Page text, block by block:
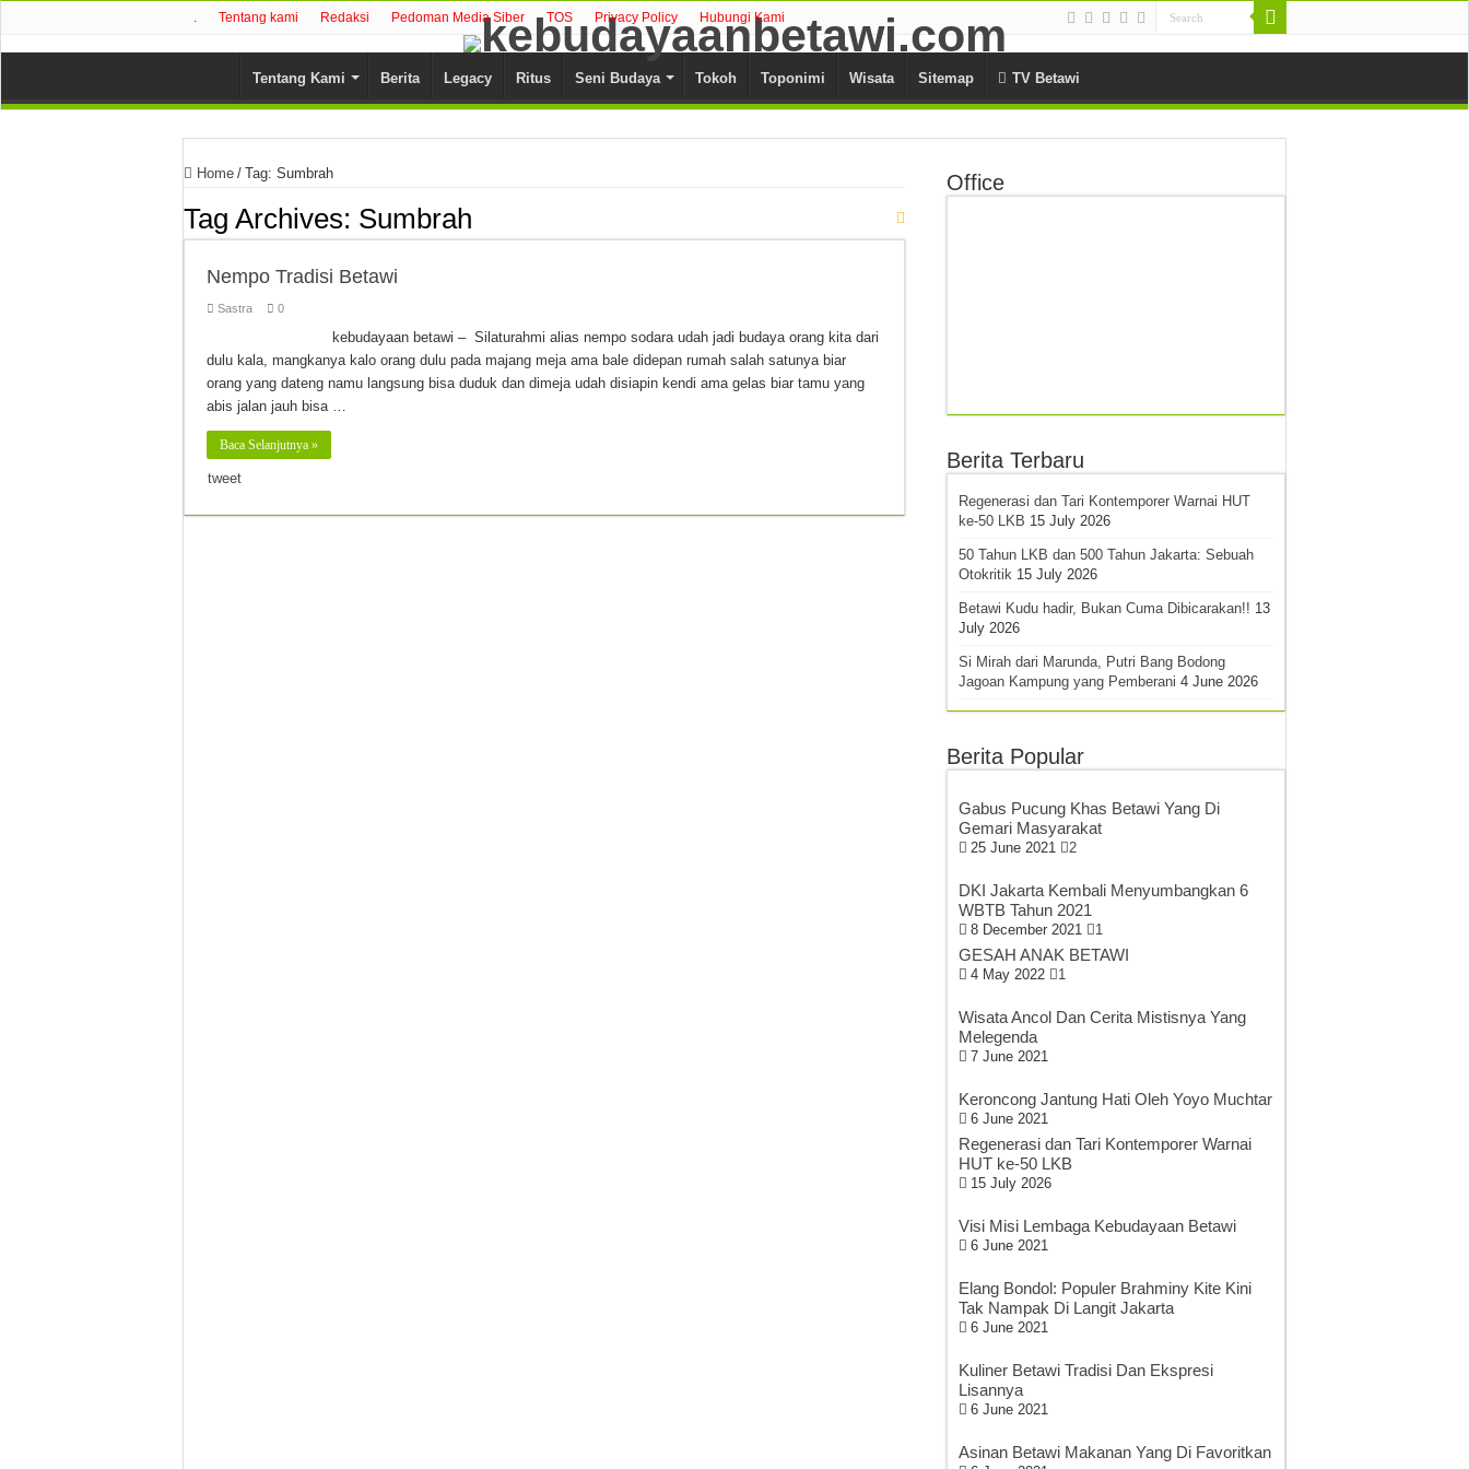
. Tentang kami Redaksi Pedoman Media Siber TOS Privacy Policy Hubungi Kami
Tentang Kami Berita Legacy Ritus Seni Budaya Tokoh Toponimi Wisata Sitemap TV Betawi
Home / Tag: Sumbrah
Tag Archives: Sumbrah
Nempo Tradisi Betawi
Sastra 0
kebudayaan betawi – Silaturahmi alias nempo sodara udah jadi budaya orang kita dari
dulu kala, mangkanya kalo orang dulu pada majang meja ama bale didepan rumah salah satunya biar
orang yang dateng namu langsung bisa duduk dan dimeja udah disiapin kendi ama gelas biar tamu yang
abis jalan jauh bisa …
Baca Selanjutnya »
tweet
Office
Berita Terbaru
Regenerasi dan Tari Kontemporer Warnai HUT
ke-50 LKB 15 July 2026
50 Tahun LKB dan 500 Tahun Jakarta: Sebuah
Otokritik 15 July 2026
Betawi Kudu hadir, Bukan Cuma Dibicarakan!! 13
July 2026
Si Mirah dari Marunda, Putri Bang Bodong
Jagoan Kampung yang Pemberani 4 June 2026
Berita Popular
Gabus Pucung Khas Betawi Yang Di
Gemari Masyarakat
25 June 2021 2
DKI Jakarta Kembali Menyumbangkan 6
WBTB Tahun 2021
8 December 2021 1
GESAH ANAK BETAWI
4 May 2022 1
Wisata Ancol Dan Cerita Mistisnya Yang
Melegenda
7 June 2021
Keroncong Jantung Hati Oleh Yoyo Muchtar
6 June 2021
Regenerasi dan Tari Kontemporer Warnai
HUT ke-50 LKB
15 July 2026
Visi Misi Lembaga Kebudayaan Betawi
6 June 2021
Elang Bondol: Populer Brahminy Kite Kini
Tak Nampak Di Langit Jakarta
6 June 2021
Kuliner Betawi Tradisi Dan Ekspresi
Lisannya
6 June 2021
Asinan Betawi Makanan Yang Di Favoritkan